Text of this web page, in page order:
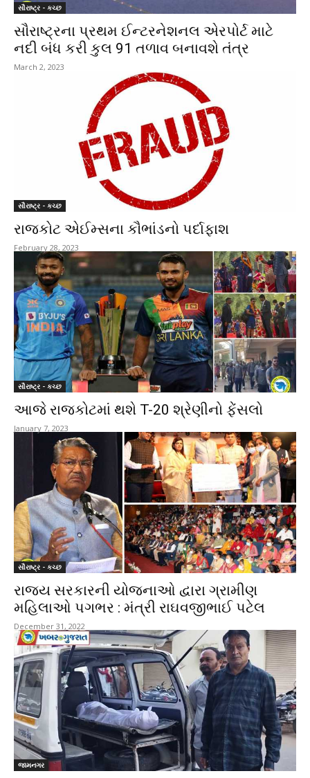
સૌરાષ્ટ્ર - કચ્છ
સૌરાષ્ટ્રના પ્રથમ ઈન્ટરનેશનલ એરપોર્ટ માટે
નદી બંધ કરી કુલ 91 તળાવ બનાવશે તંત્ર
March 2, 2023
સૌરાષ્ટ્ર - કચ્છ
રાજકોટ એઈમ્સના કૌભાંડનો પર્દાફાશ
February 28, 2023
સૌરાષ્ટ્ર - કચ્છ
આજે રાજકોટમાં થશે T-20 શ્રેણીનો ફેંસલો
January 7, 2023
સૌરાષ્ટ્ર - કચ્છ
રાજ્ય સરકારની યોજનાઓ દ્વારા ગ્રામીણ
મહિલાઓ પગભર : મંત્રી રાઘવજીભાઈ પટેલ
December 31, 2022
જામનગર